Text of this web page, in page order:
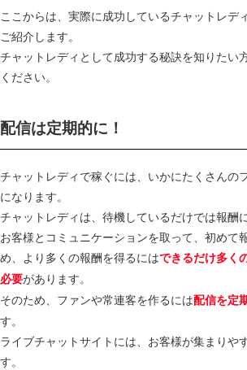
ここからは、実際に成功しているチャットレデ
ご紹介します。
チャットレディとして成功する秘訣を知りたい
ください。
配信は定期的に！
チャットレディで稼ぐには、いかにたくさんの
になります。
チャットレディは、待機しているだけでは報酬
お客様とコミュニケーションを取って、初めて
め、より多くの報酬を得るにはできるだけ多く
必要があります。
そのため、ファンや常連客を作るには配信を定
す。
ライブチャットサイトには、お客様が集まりや
す。